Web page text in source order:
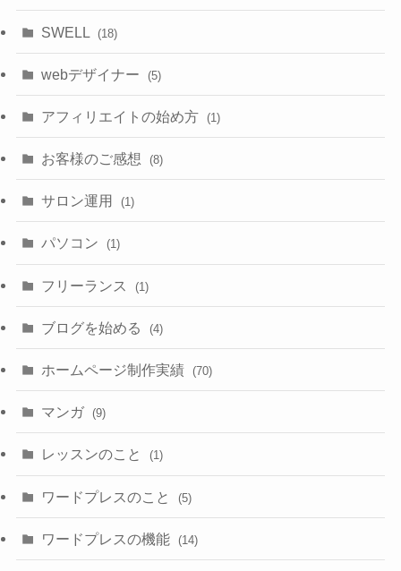
SWELL (18)
webデザイナー (5)
アフィリエイトの始め方 (1)
お客様のご感想 (8)
サロン運用 (1)
パソコン (1)
フリーランス (1)
ブログを始める (4)
ホームページ制作実績 (70)
マンガ (9)
レッスンのこと (1)
ワードプレスのこと (5)
ワードプレスの機能 (14)